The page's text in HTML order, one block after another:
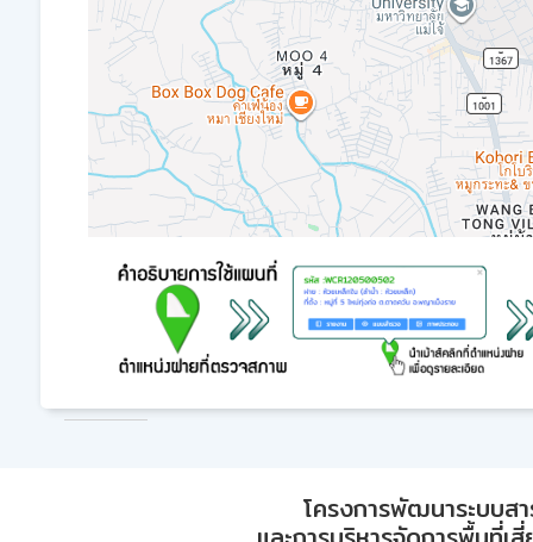
โครงการพัฒนาระบบส